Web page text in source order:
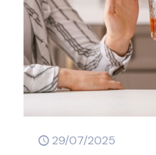
29/07/2025